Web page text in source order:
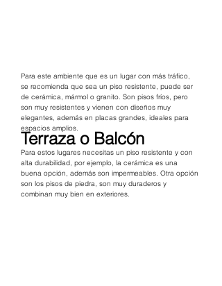
Para este ambiente que es un lugar con más tráfico,
se recomienda que sea un piso resistente, puede ser
de cerámica, mármol o granito. Son pisos fríos, pero
son muy resistentes y vienen con diseños muy
elegantes, además en placas grandes, ideales para
espacios amplios.
Terraza o Balcón
Para estos lugares necesitas un piso resistente y con
alta durabilidad, por ejemplo, la cerámica es una
buena opción, además son impermeables. Otra opción
son los pisos de piedra, son muy duraderos y
combinan muy bien en exteriores.